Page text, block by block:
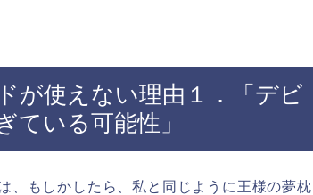
が使えない理由１．「デビ
ている可能性」
、もしかしたら、私と同じように王様の夢枕